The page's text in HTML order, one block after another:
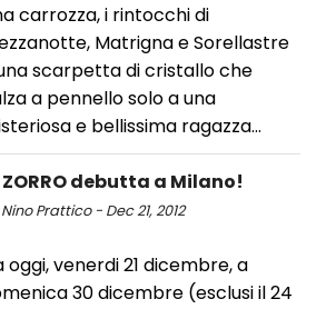
carrozza, i rintocchi di
Matrigna e Sorellastre
scarpetta di cristallo che
a pennello solo a una
e bellissima ragazza...
ZORRO debutta a Milano!
Prattico - Dec 21, 2012
oggi, venerdi 21 dicembre, a
30 dicembre (esclusi il 24